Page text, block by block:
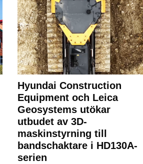
Hyundai Construction
Equipment och Leica
Geosystems utökar
utbudet av 3D-
maskinstyrning till
bandschaktare i HD130A-
serien